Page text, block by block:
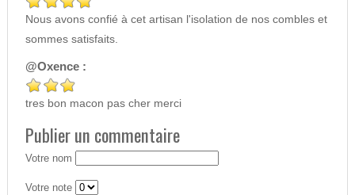
Nous avons confié à cet artisan l'isolation de nos combles et
sommes satisfaits.
@Oxence :
tres bon macon pas cher merci
Publier un commentaire
Votre nom
Votre note